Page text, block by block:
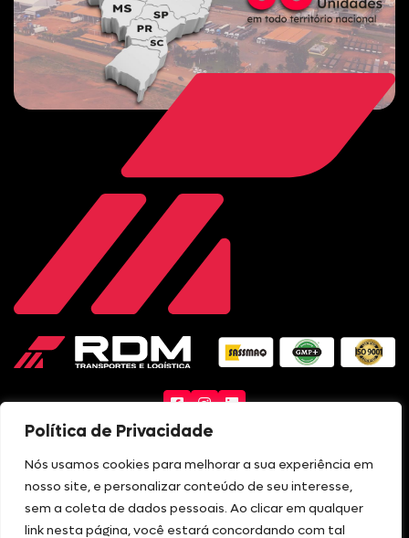
Política de Privacidade
Nós usamos cookies para melhorar a sua experiência em
nosso site, e personalizar conteúdo de seu interesse,
sem a coleta de dados pessoais. Ao clicar em qualquer
link nesta página, você estará concordando com tal